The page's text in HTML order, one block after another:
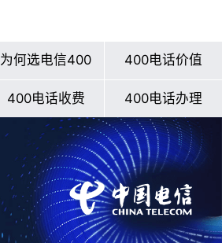
为何选电信400 400电话价值
400电话收费 400电话办理